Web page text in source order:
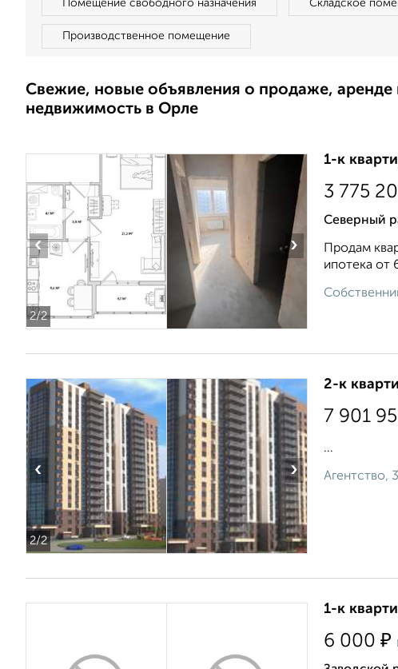
Помещение свободного назначения Складское
Производственное помещение
Свежие, новые объявления о продаже,
недвижимость в Орле
2/2
‹ ›
1-к
3 775
Северный
Продам
ипотека от
2/2
‹ ›
2-к
7 901
...
Агентство,
1-к
6 000 ₽